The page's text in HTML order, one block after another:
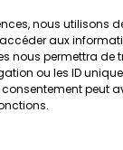
nous utilisons
aux
nous permettra de
ou les ID
peut
des
temps :
: À la Belle
chaque geste
tous les jours